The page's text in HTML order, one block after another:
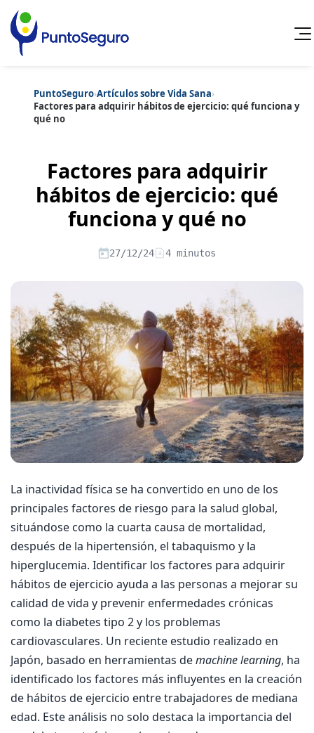
Cancelar
Artículos sobre Otros Seguros
Artículos sobre Seguros de Auto
Artículos sobre Seguros de Hogar
Artículos sobre Seguros de SaludContenido extra
Artículos sobre Convenios Colectivos
Artículos sobre Seguros de Vida Hipoteca
PuntoSeguro›Artículos sobre Vida Sana›
Factores para adquirir hábitos de ejercicio: qué funciona y
qué no
Factores para adquirir
hábitos de ejercicio: qué
funciona y qué no
27/12/24 4 minutos
La inactividad física se ha convertido en uno de los
principales factores de riesgo para la salud global,
situándose como la cuarta causa de mortalidad,
después de la hipertensión, el tabaquismo y la
hiperglucemia. Identificar los factores para adquirir
hábitos de ejercicio ayuda a las personas a mejorar su
calidad de vida y prevenir enfermedades crónicas
como la diabetes tipo 2 y los problemas
cardiovasculares. Un reciente estudio realizado en
Japón, basado en herramientas demachine learning, ha
identificado los factores más influyentes en la creación
de hábitos de ejercicio entre trabajadores de mediana
edad. Este análisis no solo destaca la importancia del